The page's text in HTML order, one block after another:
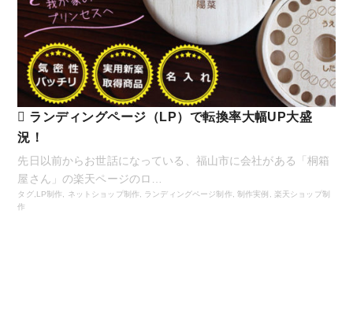
ランディングページ（LP）で転換率大幅UP大盛
況！
先日以前からお世話になっている、福山市に会社がある「桐箱
屋さん」の楽天ページのロ…
タグ, LP制作 ネットショップ制作 ランディングページ制作 ,制作実例
楽天ショップ制
作